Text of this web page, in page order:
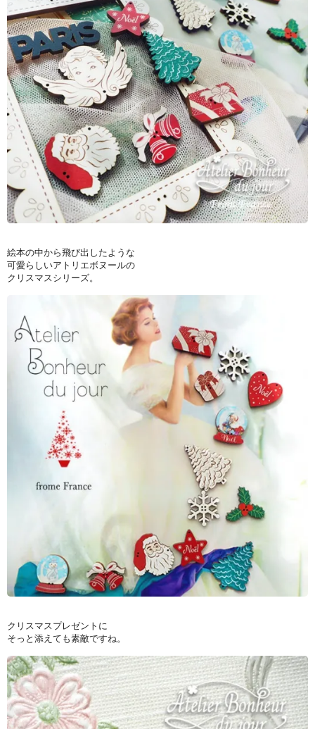
絵本の中から飛び出したような
可愛らしいアトリエボヌールの
クリスマスシリーズ。
クリスマスプレゼントに
そっと添えても素敵ですね。